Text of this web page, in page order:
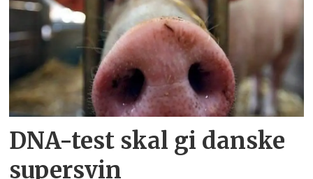
DNA-test skal gi danske
supersvin